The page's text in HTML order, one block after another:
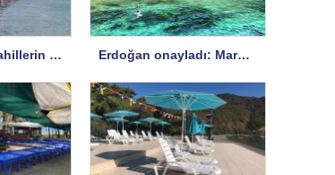
Datçalılardan sahillerin işgaline karşı protesto Erdoğan onayladı: Marmaris’te SİT koruma statüsü değişti